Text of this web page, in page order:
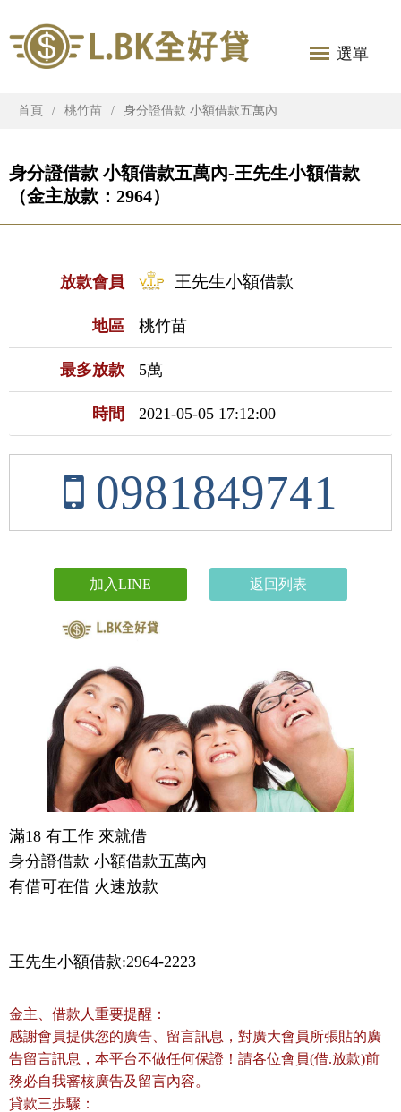
選單
首頁 桃竹苗 身分證借款 小額借款五萬內
身分證借款 小額借款五萬內-王先生小額借款
（金主放款：2964）
放款會員 王先生小額借款
地區 桃竹苗
最多放款 5萬
時間 2021-05-05 17:12:00
0981849741
加入LINE 返回列表
滿18 有工作 來就借
身分證借款 小額借款五萬內
王先生小額借款:2964-2223
金主、借款人重要提醒：
感謝會員提供您的廣告、留言訊息，對廣大會員所張貼的廣
告留言訊息，本平台不做任何保證！請各位會員(借.放款)前
務必自我審核廣告及留言內容。
貸款三歩驟：